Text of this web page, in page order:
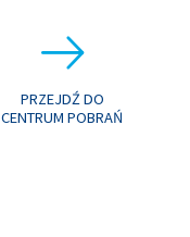
PRZEJDŹ DO
CENTRUM POBRAŃ